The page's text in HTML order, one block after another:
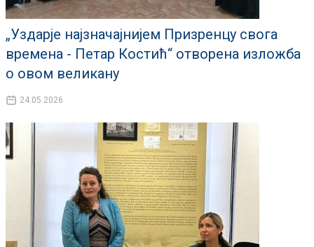
„Уздарје најзначајнијем Призренцу свога
времена - Петар Костић“ отворена изложба
о овом великану
24.05.2026